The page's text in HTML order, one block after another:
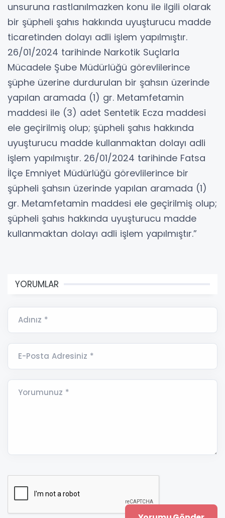
unsuruna rastlanılmazken konu ile ilgili olarak
bir şüpheli şahıs hakkında uyuşturucu madde
ticaretinden dolayı adli işlem yapılmıştır.
26/01/2024 tarihinde Narkotik Suçlarla
Mücadele Şube Müdürlüğü görevlilerince
şüphe üzerine durdurulan bir şahsın üzerinde
yapılan aramada (1) gr. Metamfetamin
maddesi ile (3) adet Sentetik Ecza maddesi
ele geçirilmiş olup; şüpheli şahıs hakkında
uyuşturucu madde kullanmaktan dolayı adli
işlem yapılmıştır. 26/01/2024 tarihinde Fatsa
İlçe Emniyet Müdürlüğü görevlilerince bir
şüpheli şahsın üzerinde yapılan aramada (1)
gr. Metamfetamin maddesi ele geçirilmiş olup;
şüpheli şahıs hakkında uyuşturucu madde
kullanmaktan dolayı adli işlem yapılmıştır.”
YORUMLAR
Adınız *
E-Posta Adresiniz *
Yorumunuz *